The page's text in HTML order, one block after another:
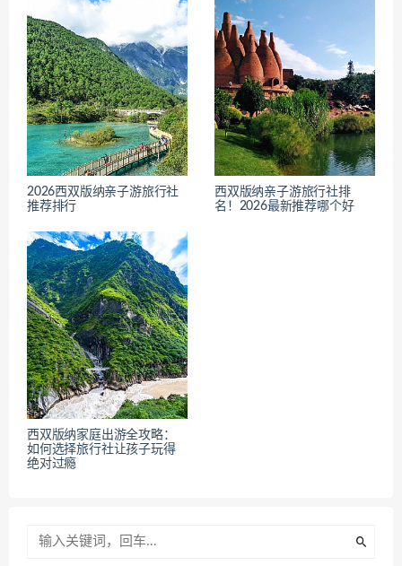
2026西双版纳亲子游旅行社
推荐排行
西双版纳亲子游旅行社排
名！2026最新推荐哪个好
西双版纳家庭出游全攻略：
如何选择旅行社让孩子玩得
绝对过瘾